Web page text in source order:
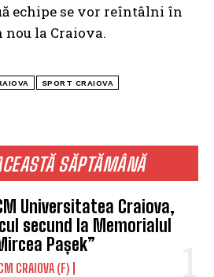
SĂPTĂMÂNĂ
Universitatea Craiova,
secund la Memorialul
Pașek”
CRAIOVA (F)
echipe se vor reîntâlni în
nou la Craiova.
SPORT CRAIOVA